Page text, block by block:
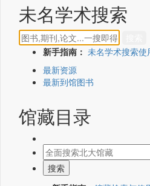
未名学术搜索
新手指南： 未名学术搜索使
最新资源
最新到馆图书
馆藏目录